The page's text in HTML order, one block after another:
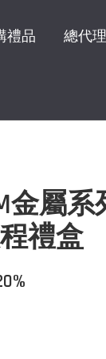
禮品 總代理
金屬
禮盒